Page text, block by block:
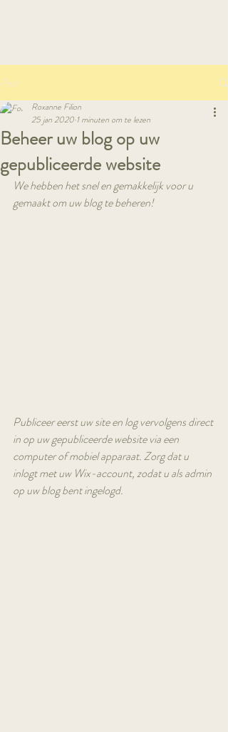
Post
Beheer uw blog op uw
gepubliceerde website
Roxanne Filion
25 jan 2020 1 minuten om te lezen
We hebben het snel en gemakkelijk voor u
gemaakt om uw blog te beheren!
Publiceer eerst uw site en log vervolgens direct
in op uw gepubliceerde website via een
computer of mobiel apparaat. Zorg dat u
inlogt met uw Wix-account, zodat u als admin
op uw blog bent ingelogd.